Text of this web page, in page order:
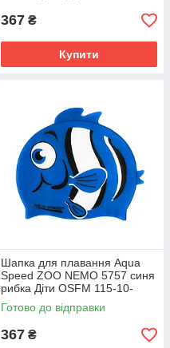
367 ₴
Купити
Шапка для плавання Aqua
Speed ZOO NEMO 5757 синя
рибка Діти OSFM 115-10-
nemo
Готово до відправки
367 ₴